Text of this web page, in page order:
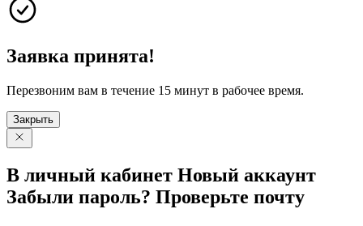
Заявка принята!
Перезвоним вам в течение 15 минут в рабочее время.
Закрыть
В личный кабинет Новый аккаунт
Забыли пароль? Проверьте почту